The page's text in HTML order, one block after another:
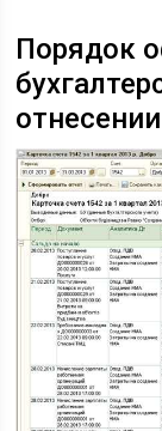
Порядок